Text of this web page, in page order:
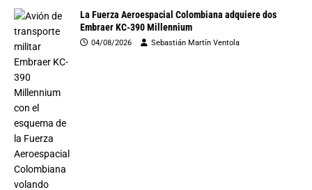
La Fuerza Aeroespacial Colombiana adquiere dos
Embraer KC-390 Millennium
04/08/2026 Sebastián Martín Ventola